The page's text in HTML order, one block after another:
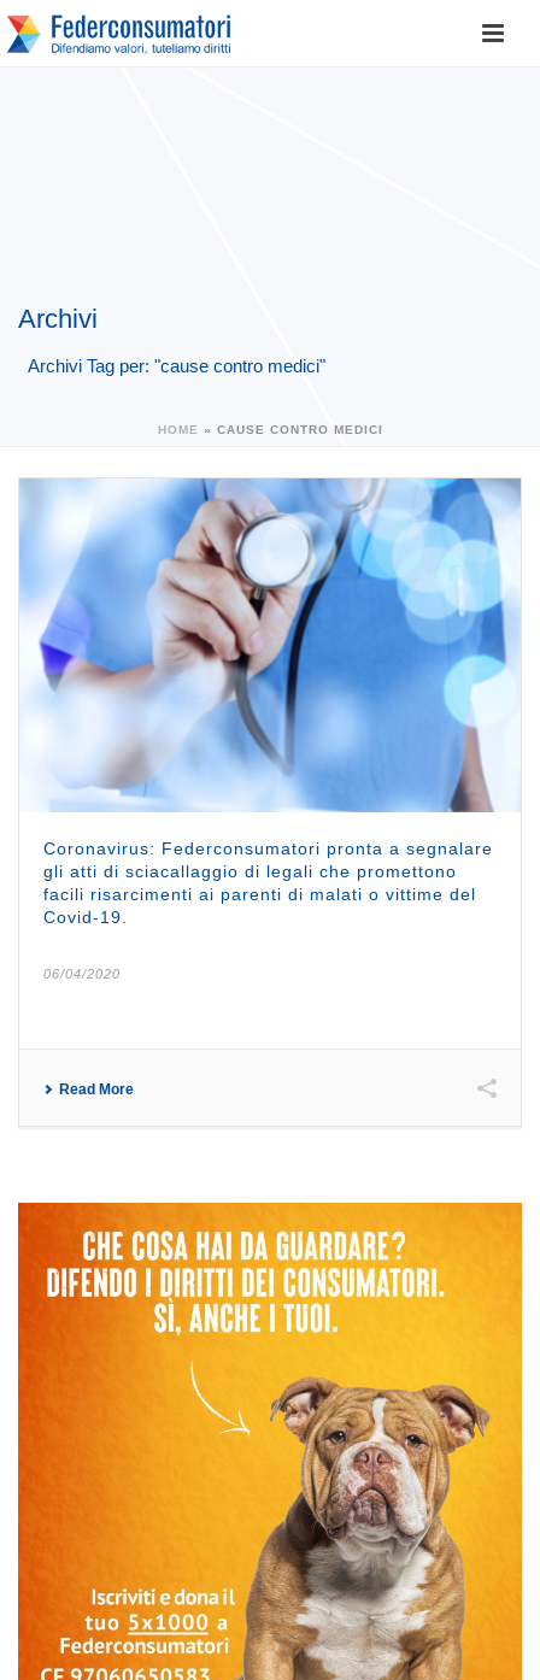
Archivi
Archivi Tag per: "cause contro medici"
HOME » CAUSE CONTRO MEDICI
Coronavirus: Federconsumatori pronta a segnalare
gli atti di sciacallaggio di legali che promettono
facili risarcimenti ai parenti di malati o vittime del
Covid-19.
06/04/2020
Read More